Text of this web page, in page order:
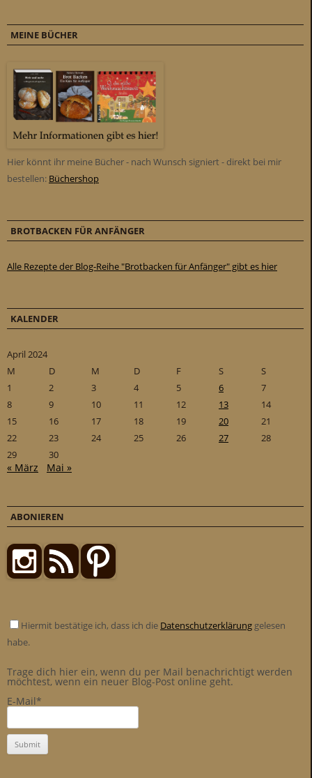
MEINE BÜCHER
Hier könnt ihr meine Bücher - nach Wunsch signiert - direkt bei mir
bestellen: Büchershop
BROTBACKEN FÜR ANFÄNGER
Alle Rezepte der Blog-Reihe "Brotbacken für Anfänger" gibt es hier
KALENDER
April 2024
M
D M D F S
S
1
2 3 4 5 6
7
8
9 10 11 12 13
14
15
16 17 18 19 20
21
22
23 24 25 26 27
28
29
30
« März Mai »
ABONIEREN
Hiermit bestätige ich, dass ich die Datenschutzerklärung gelesen
habe.
Trage dich hier ein, wenn du per Mail benachrichtigt werden
möchtest, wenn ein neuer Blog-Post online geht.
E-Mail*